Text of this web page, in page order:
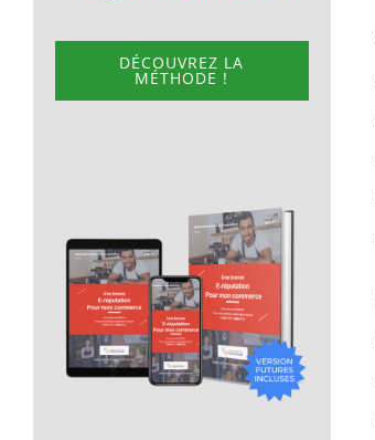
DÉCOUVREZ LA
MÉTHODE !